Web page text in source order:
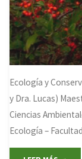
Ecología y
y Dra. Lucas)
Ciencias
Ecología –